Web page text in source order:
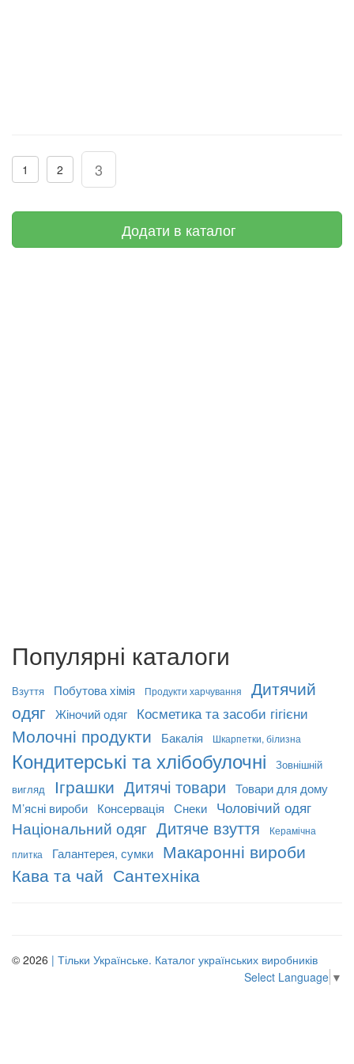
1 2 3
Додати в каталог
Популярні каталоги
Взуття Побутова хімія Продукти харчування
Дитячий
одяг
Жіночий одяг Косметика та засоби гігієни
Молочні продукти Бакалія Шкарпетки, білизна
Кондитерські та хлібобулочні
Зовнішній
вигляд
Іграшки Дитячі товари
Товари для дому
М’ясні вироби
Консервація Снеки Чоловічий одяг
Національний одяг Дитяче взуття
Керамічна
плитка
Галантерея, сумки
Макаронні вироби
Кава та чай Сантехніка
© 2026 | Тільки Українське. Каталог українських виробників
Select Language ▼